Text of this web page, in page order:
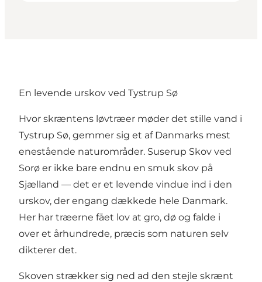
En levende urskov ved Tystrup Sø
Hvor skræntens løvtræer møder det stille vand i
Tystrup Sø, gemmer sig et af Danmarks mest
enestående naturområder. Suserup Skov ved
Sorø er ikke bare endnu en smuk skov på
Sjælland — det er et levende vindue ind i den
urskov, der engang dækkede hele Danmark.
Her har træerne fået lov at gro, dø og falde i
over et århundrede, præcis som naturen selv
dikterer det.
Skoven strækker sig ned ad den stejle skrænt